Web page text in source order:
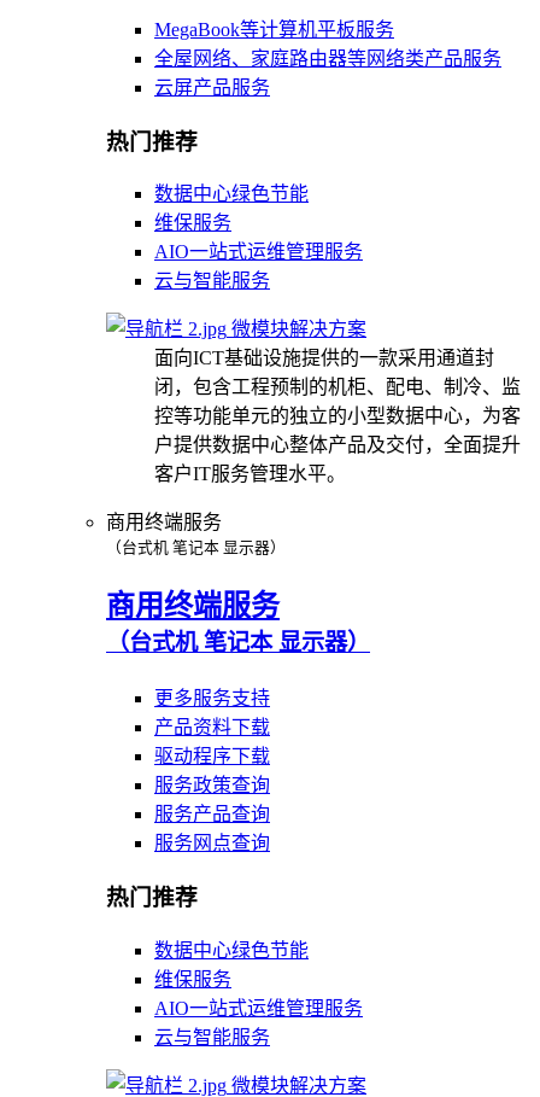
MegaBook等计算机平板服务
全屋网络、家庭路由器等网络类产品服务
云屏产品服务
热门推荐
数据中心绿色节能
维保服务
AIO一站式运维管理服务
云与智能服务
微模块解决方案
面向ICT基础设施提供的一款采用通道封
闭，包含工程预制的机柜、配电、制冷、监
控等功能单元的独立的小型数据中心，为客
户提供数据中心整体产品及交付，全面提升
客户IT服务管理水平。
商用终端服务
（台式机 笔记本 显示器）
商用终端服务
（台式机 笔记本 显示器）
更多服务支持
产品资料下载
驱动程序下载
服务政策查询
服务产品查询
服务网点查询
热门推荐
数据中心绿色节能
维保服务
AIO一站式运维管理服务
云与智能服务
微模块解决方案